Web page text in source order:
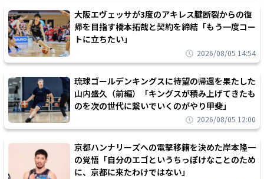
大阪エヴェッサが3度のアキレス腱断裂からの復
帰を目指す橋本拓哉と契約を締結「もう一度コー
トに立ちたい」
2026/08/05 14:54
琉球ゴールデンキングスに待望の帰還を果たした
山内盛久（前編）「キングスが積み上げてきたも
のを次の世代に繋いでいくのがやり甲斐」
2026/08/05 12:00
京都ハンナリーズへの電撃移籍を決めた岸本隆一
の覚悟「自分のエゴというちっぽけなことのため
に、京都に来たわけではない」